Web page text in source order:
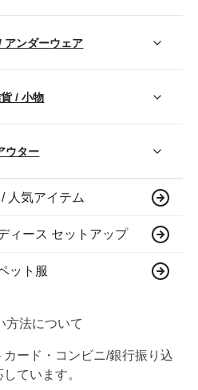
アンダーウェア
/ 小物
ウター
人気アイテム
ィース セットアップ
ット服
方法について
ード・コンビニ/銀行振り込
ています。